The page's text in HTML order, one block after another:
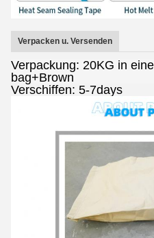
Verpacken u. Versenden
Verpackung: 20KG in
bag+Brown
Verschiffen: 5-7days